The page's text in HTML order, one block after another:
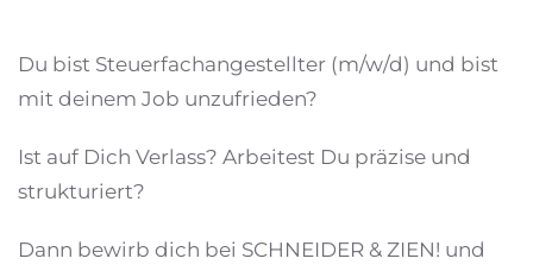
Du bist Steuerfachangestellter (m/w/d) und bist
mit deinem Job unzufrieden?
Ist auf Dich Verlass? Arbeitest Du präzise und
strukturiert?
Dann bewirb dich bei SCHNEIDER & ZIEN! und